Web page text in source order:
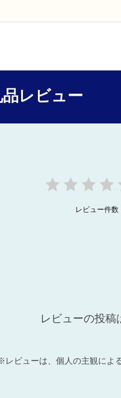
レビュー
レビュー件数
レビューの投稿
レビューは、個人の主観によ